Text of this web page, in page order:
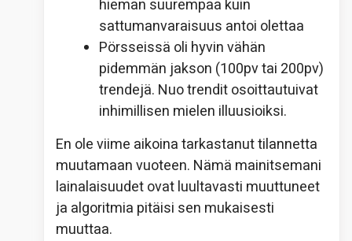
hieman suurempaa kuin
sattumanvaraisuus antoi olettaa
Pörsseissä oli hyvin vähän
pidemmän jakson (100pv tai 200pv)
trendejä. Nuo trendit osoittautuivat
inhimillisen mielen illuusioiksi.
En ole viime aikoina tarkastanut tilannetta
muutamaan vuoteen. Nämä mainitsemani
lainalaisuudet ovat luultavasti muuttuneet
ja algoritmia pitäisi sen mukaisesti
muuttaa.